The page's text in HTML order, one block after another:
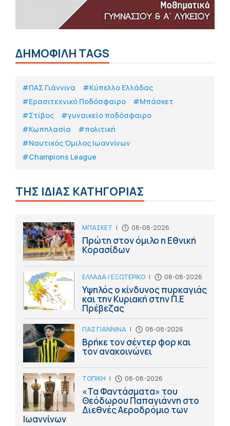
ΔΗΜΟΦΙΛΗ TAGS
#ΠΑΣ Γιάννινα
#Κύπελλο Ελλάδας
#Eρασιτεχνικό Ποδόσφαιρο
#Μπάσκετ
#Στίβος
#γυναικείο ποδόσφαιρο
#Κωπηλασία
#πολιτική
#Ναυτικός Όμιλος Ιωαννίνων
#Champions League
ΤΗΣ ΙΔΙΑΣ ΚΑΤΗΓΟΡΙΑΣ
ΜΠΑΣΚΕΤ | 08-08-2026
Πρώτη στον όμιλο η Εθνική
Κορασίδων
ΕΛΛΑΔΑ / ΕΞΩΤΕΡΙΚΟ | 08-08-2026
Υψηλός ο κίνδυνος πυρκαγιάς
και την Κυριακή στην Π.Ε
Πρέβεζας
ΠΑΣ ΓΙΑΝΝΙΝΑ | 08-08-2026
Βρήκε τον σέντερ φορ και
τον ανακοινώνει
ΤΟΠΙΚΗ | 08-08-2026
«Τα Φαντάσματα» του
Θεόδωρου Παπαγιάννη στο
Διεθνές Αεροδρόμιο των
Ιωαννίνων